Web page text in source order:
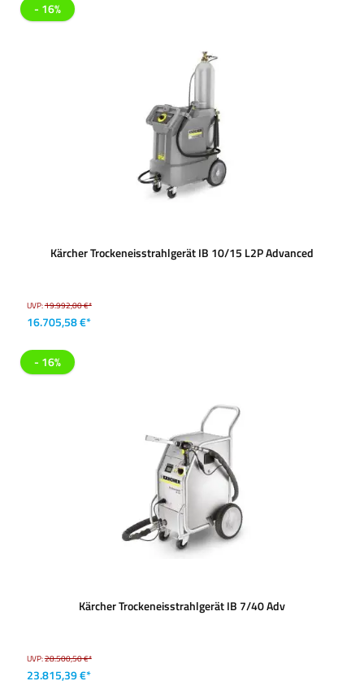
- 16%
Kärcher Trockeneisstrahlgerät IB 10/15 L2P Advanced
UVP:19.992,00 €*
16.705,58 €*
- 16%
Kärcher Trockeneisstrahlgerät IB 7/40 Adv
UVP:28.500,50 €*
23.815,39 €*